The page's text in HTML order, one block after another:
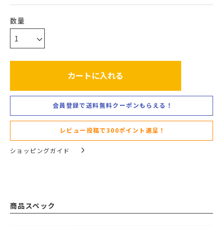
カートに入れる
会員登録で送料無料クーポンもらえる！
レビュー投稿で300ポイント進呈！
ショッピングガイド
商品スペック